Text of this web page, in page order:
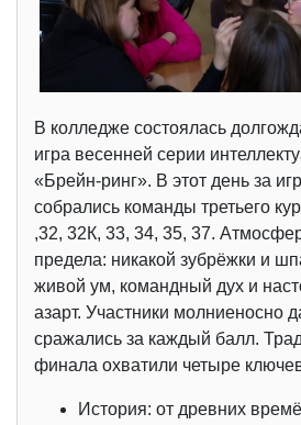
В колледже состоялась
игра весенней серии
«Брейн-ринг». В этот день за
собрались команды третьего
,32, 32К, 33, 34, 35, 37.
предела: никакой зубрёжки и
живой ум, командный дух и
азарт. Участники молниеносно
сражались за каждый балл.
финала охватили четыре
История: от древних